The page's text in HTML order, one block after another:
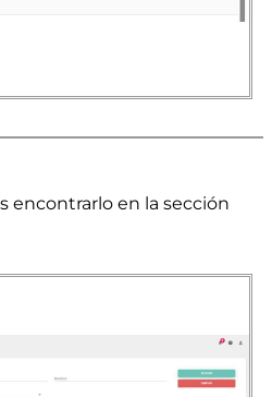
encontrarlo en la sección